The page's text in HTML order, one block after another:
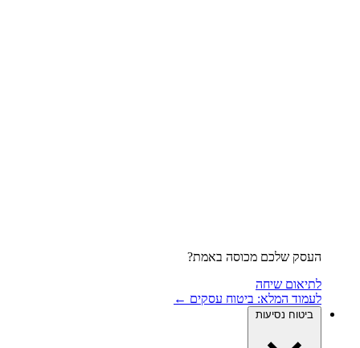
העסק שלכם מכוסה באמת?
לתיאום שיחה
לעמוד המלא: ביטוח עסקים ←
ביטוח נסיעות